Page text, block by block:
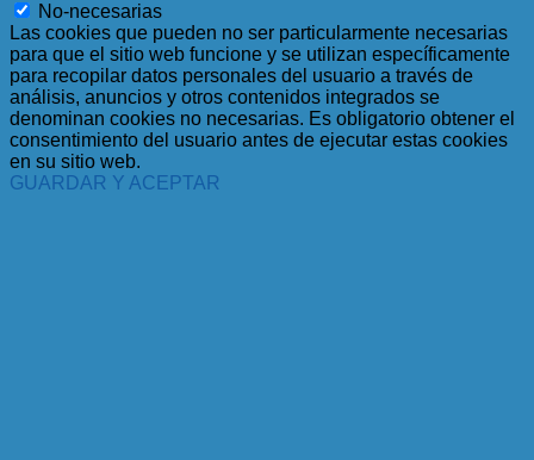
No-necesarias
Las cookies que pueden no ser particularmente necesarias
para que el sitio web funcione y se utilizan específicamente
para recopilar datos personales del usuario a través de
análisis, anuncios y otros contenidos integrados se
denominan cookies no necesarias. Es obligatorio obtener el
consentimiento del usuario antes de ejecutar estas cookies
en su sitio web.
GUARDAR Y ACEPTAR